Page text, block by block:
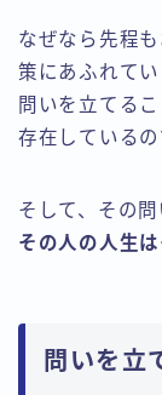
なぜなら先程
策にあふれてい
問いを立てる
存在しているの
そして、その
その人の人生
問いを立